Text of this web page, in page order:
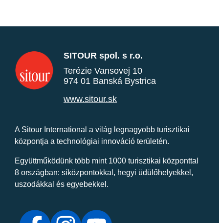
SITOUR spol. s r.o.
Terézie Vansovej 10
974 01 Banská Bystrica
www.sitour.sk
A Sitour International a világ legnagyobb turisztikai
központja a technológiai innováció területén.
Együttműködünk több mint 1000 turisztikai központtal
8 országban: síközpontokkal, hegyi üdülőhelyekkel,
uszodákkal és egyebekkel.